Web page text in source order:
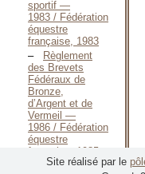
sportif —
1983 / Fédération
équestre
française, 1983
Règlement
des Brevets
Fédéraux de
Bronze,
d’Argent et de
Vermeil —
1986 / Fédération
équestre
française, 1985
Règlement
Site réalisé par le